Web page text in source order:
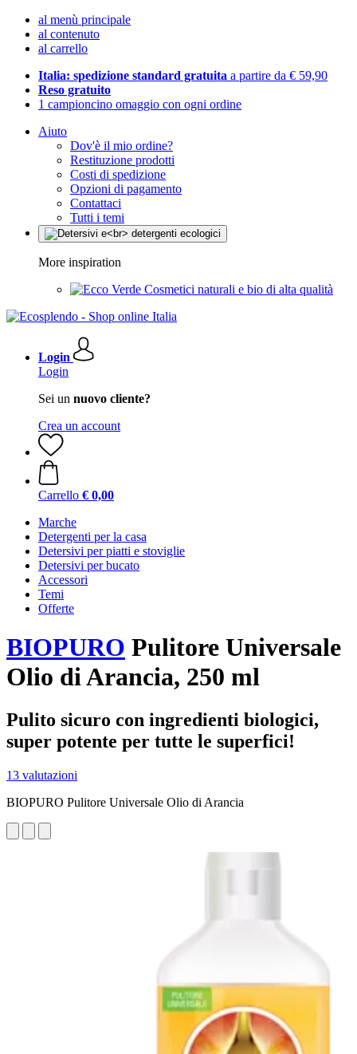
al menù principale
al contenuto
al carrello
Italia: spedizione standard gratuita a partire da € 59,90
Reso gratuito
1 campioncino omaggio con ogni ordine
Aiuto
Dov'è il mio ordine?
Restituzione prodotti
Costi di spedizione
Opzioni di pagamento
Contattaci
Tutti i temi
More inspiration
Cosmetici naturali e bio di alta qualità
Login
Login
Sei un nuovo cliente?
Crea un account
Carrello € 0,00
Marche
Detergenti per la casa
Detersivi per piatti e stoviglie
Detersivi per bucato
Accessori
Temi
Offerte
BIOPURO Pulitore Universale
Olio di Arancia, 250 ml
Pulito sicuro con ingredienti biologici,
super potente per tutte le superfici!
13 valutazioni
BIOPURO Pulitore Universale Olio di Arancia